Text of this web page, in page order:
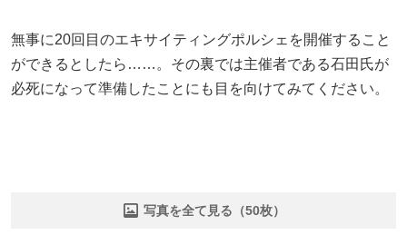
無事に20回目のエキサイティングポルシェを開催すること
ができるとしたら……。その裏では主催者である石田氏が
必死になって準備したことにも目を向けてみてください。
写真を全て見る（50枚）